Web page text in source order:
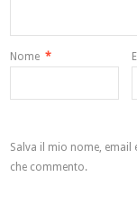
Nome *
Salva il mio nome,
che commento.